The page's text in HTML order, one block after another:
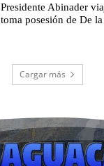
Presidente Abinader
toma posesión de De
Cargar más